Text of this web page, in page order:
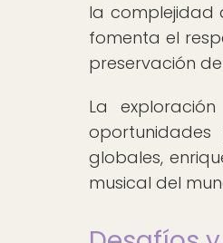
la complejidad
fomenta el
preservación
La
globales,
musical del